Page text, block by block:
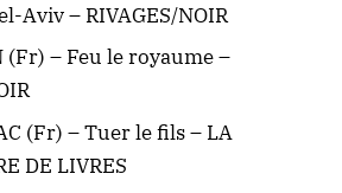
Aviv – RIVAGES/NOIR
(Fr) – Feu le royaume –
(Fr) – Tuer le fils – LA
DE LIVRES